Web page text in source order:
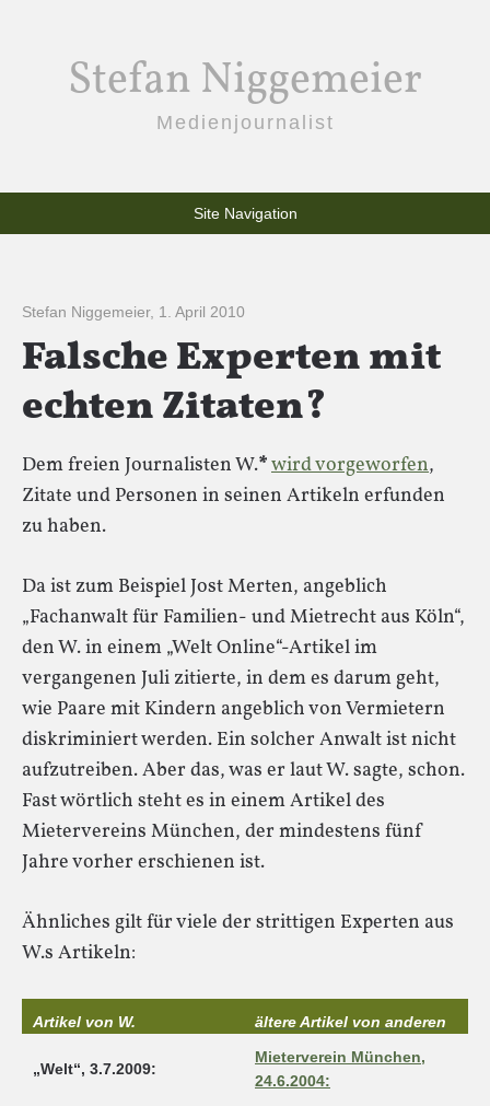
Stefan Niggemeier
Medienjournalist
Site Navigation
Stefan Niggemeier, 1. April 2010
Falsche Experten mit
echten Zitaten?
Dem freien Journalisten W.*wird vorgeworfen,
Zitate und Personen in seinen Artikeln erfunden
zu haben.
Da ist zum Beispiel Jost Merten, angeblich
„Fachanwalt für Familien- und Mietrecht aus Köln“,
den W. in einem „Welt Online“-Artikel im
vergangenen Juli zitierte, in dem es darum geht,
wie Paare mit Kindern angeblich von Vermietern
diskriminiert werden. Ein solcher Anwalt ist nicht
aufzutreiben. Aber das, was er laut W. sagte, schon.
Fast wörtlich steht es in einem Artikel des
Mietervereins München, der mindestens fünf
Jahre vorher erschienen ist.
Ähnliches gilt für viele der strittigen Experten aus
W.s Artikeln:
Artikel von W. ältere Artikel von anderen
„Welt“, 3.7.2009:
Mieterverein München,
24.6.2004: